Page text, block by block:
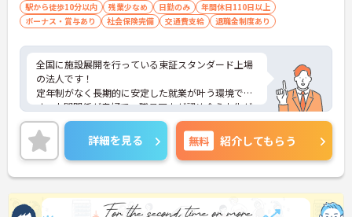
駅から徒歩10分以内 残業少なめ 日勤のみ
年間休日110日以上
ボーナス・賞与あり
社会保険完備 交通費支給 退職金制度あり
全国に施設展開を行っている東証スタンダード上場
の法人です！
定年制がなく長期的に安定した就業が叶う環境で
す。人間関係が良好で、職員同士が認め合う文化が
根付いています。
ご興味のある方には、面接対策ポイントなど、さら
に詳細をご案内しますのでお気軽にご相談くださ
い！
詳細を見る 無料 紹介してもらう